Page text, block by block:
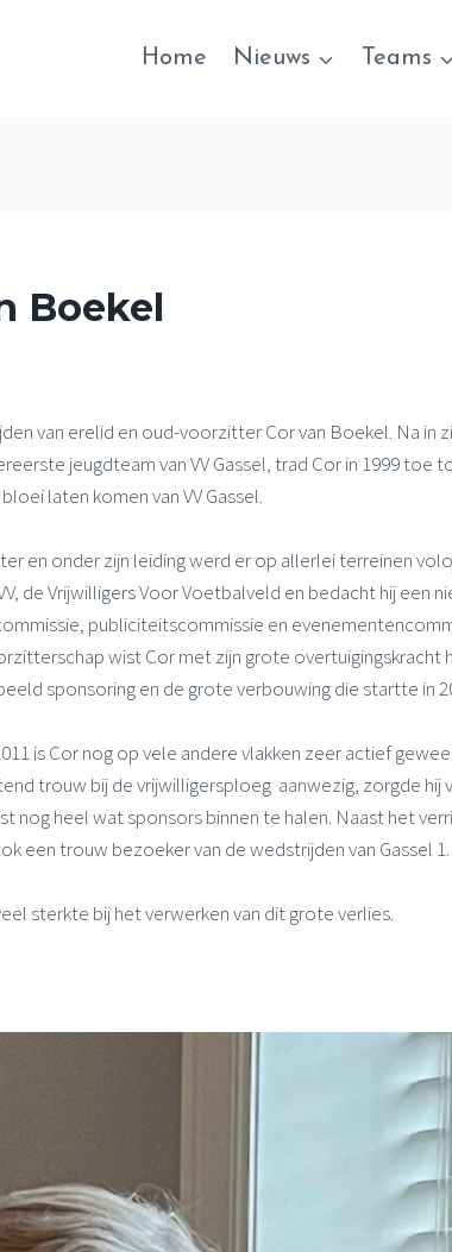
Home Nieuws Teams
Boekel
van erelid en oud-voorzitter Cor van Boekel. Na in
jeugdteam van VV Gassel, trad Cor in 1999 toe
laten komen van VV Gassel.
en onder zijn leiding werd er op allerlei terreinen
de Vrijwilligers Voor Voetbalveld en bedacht hij een
publiciteitscommissie en
wist Cor met zijn grote overtuigingskracht
sponsoring en de grote verbouwing die startte in
is Cor nog op vele andere vlakken zeer actief
trouw bij de vrijwilligersploeg aanwezig, zorgde hij
nog heel wat sponsors binnen te halen. Naast het
een trouw bezoeker van de wedstrijden van Gassel 1.
sterkte bij het verwerken van dit grote verlies.